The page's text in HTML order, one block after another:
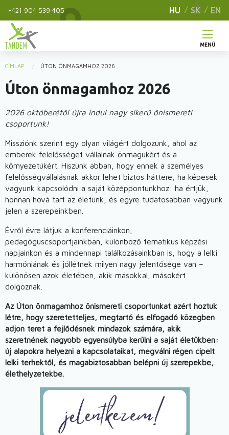
tartalomra
+421 904 539 405 HU SK EN
Main
navigation
MENÜ
You
are
CÍMLAP ÚTON ÖNMAGAMHOZ 2026
Úton önmagamhoz 2026
2026 októberétől újra indul nagy sikerű önismereti
csoportunk!
Missziónk szerint egy olyan világért dolgozunk, ahol az
emberek felelősséget vállalnak önmagukért és a
környezetükért. Hiszünk abban, hogy ennek a személyes
felelősségvállalásnak akkor lehet biztos háttere, ha képesek
vagyunk kapcsolódni a saját középpontunkhoz: ha értjük,
honnan hová tart az életünk, és egyre tudatosabban vagyunk
jelen a szerepeinkben.
Évről évre látjuk a konferenciáinkon,
pedagóguscsoportjainkban, különböző tematikus képzési
napjainkon és a mindennapi találkozásainkban is, hogy a lelki
harmóniának és jóllétnek milyen nagy jelentősége van –
különösen azok életében, akik másokkal, másokért
dolgoznak.
Az Úton önmagamhoz önismereti csoportunkat azért hoztuk
létre, hogy szeretetteljes, megtartó és elfogadó közegben
adjon teret a fejlődésnek mindazok számára, akik
szeretnének nagyobb egyensúlyba kerülni a saját életükben:
új alapokra helyezni a kapcsolataikat, megválni régen cipelt
lelki terhektől, és magabiztosabban belépni új szerepekbe,
élethelyzetekbe.